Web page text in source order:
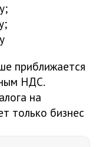
приближается
НДС.
на
только бизнес